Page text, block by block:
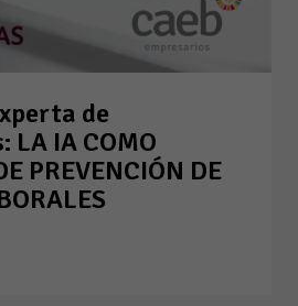
de
LA IA COMO
PREVENCIÓN DE